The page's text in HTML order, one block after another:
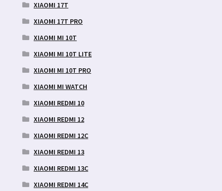
XIAOMI 17T
XIAOMI 17T PRO
XIAOMI MI 10T
XIAOMI MI 10T LITE
XIAOMI MI 10T PRO
XIAOMI MI WATCH
XIAOMI REDMI 10
XIAOMI REDMI 12
XIAOMI REDMI 12C
XIAOMI REDMI 13
XIAOMI REDMI 13C
XIAOMI REDMI 14C